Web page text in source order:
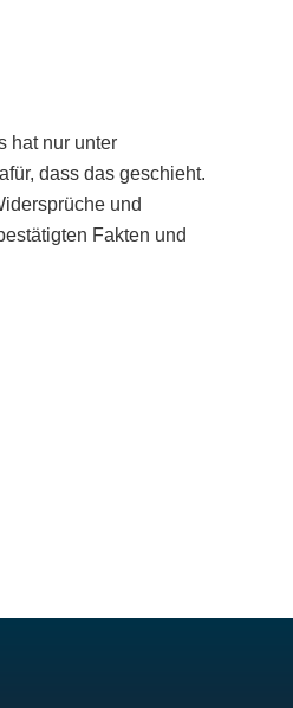
hat nur unter
dass das geschieht.
und
Fakten und